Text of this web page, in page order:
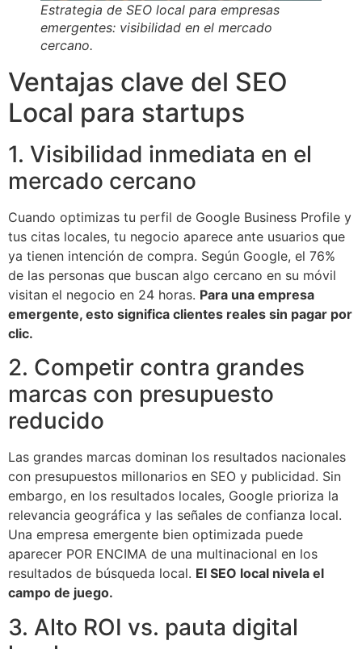
Estrategia de SEO local para empresas
emergentes: visibilidad en el mercado
cercano.
Ventajas clave del SEO
Local para startups
1. Visibilidad inmediata en el
mercado cercano
Cuando optimizas tu perfil de Google Business Profile y
tus citas locales, tu negocio aparece ante usuarios que
ya tienen intención de compra. Según Google, el 76%
de las personas que buscan algo cercano en su móvil
visitan el negocio en 24 horas. Para una empresa
emergente, esto significa clientes reales sin pagar por
clic.
2. Competir contra grandes
marcas con presupuesto
reducido
Las grandes marcas dominan los resultados nacionales
con presupuestos millonarios en SEO y publicidad. Sin
embargo, en los resultados locales, Google prioriza la
relevancia geográfica y las señales de confianza local.
Una empresa emergente bien optimizada puede
aparecer POR ENCIMA de una multinacional en los
resultados de búsqueda local. El SEO local nivela el
campo de juego.
3. Alto ROI vs. pauta digital